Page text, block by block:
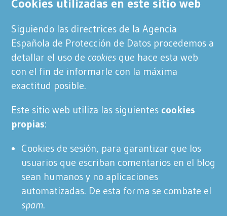
Cookies utilizadas en este sitio web
Siguiendo las directrices de la Agencia
Española de Protección de Datos procedemos a
detallar el uso de cookies que hace esta web
con el fin de informarle con la máxima
exactitud posible.
Este sitio web utiliza las siguientes cookies
propias:
Cookies de sesión, para garantizar que los
usuarios que escriban comentarios en el blog
sean humanos y no aplicaciones
automatizadas. De esta forma se combate el
spam.